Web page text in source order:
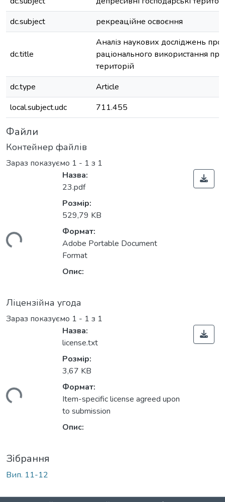
dc.subject
рекреаційне освоєння
dc.title
Аналіз наукових досліджень
раціонального використання
територій
dc.type
Article
local.subject.udc
711.455
Файли
Контейнер файлів
Зараз показуємо 1 - 1 з 1
Назва:
23.pdf
Розмір:
529,79 KB
Формат:
Adobe Portable Document
Format
Опис:
Ліцензійна угода
Зараз показуємо 1 - 1 з 1
Назва:
license.txt
Розмір:
3,67 KB
Формат:
Item-specific license agreed upon
to submission
Опис:
Зібрання
Вип. 11-12